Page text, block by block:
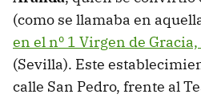
(como se llamaba en
en el nº 1 Virgen de
(Sevilla). Este
calle San Pedro, frente al